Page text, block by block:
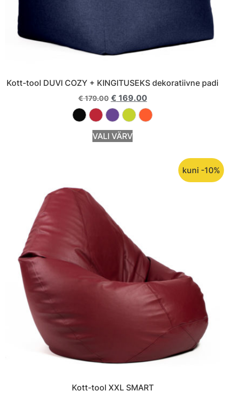
Kott-tool DUVI COZY + KINGITUSEKS dekoratiivne padi
€179.00 € 169.00
VALI VÄRV
kuni -10%
Kott-tool XXL SMART